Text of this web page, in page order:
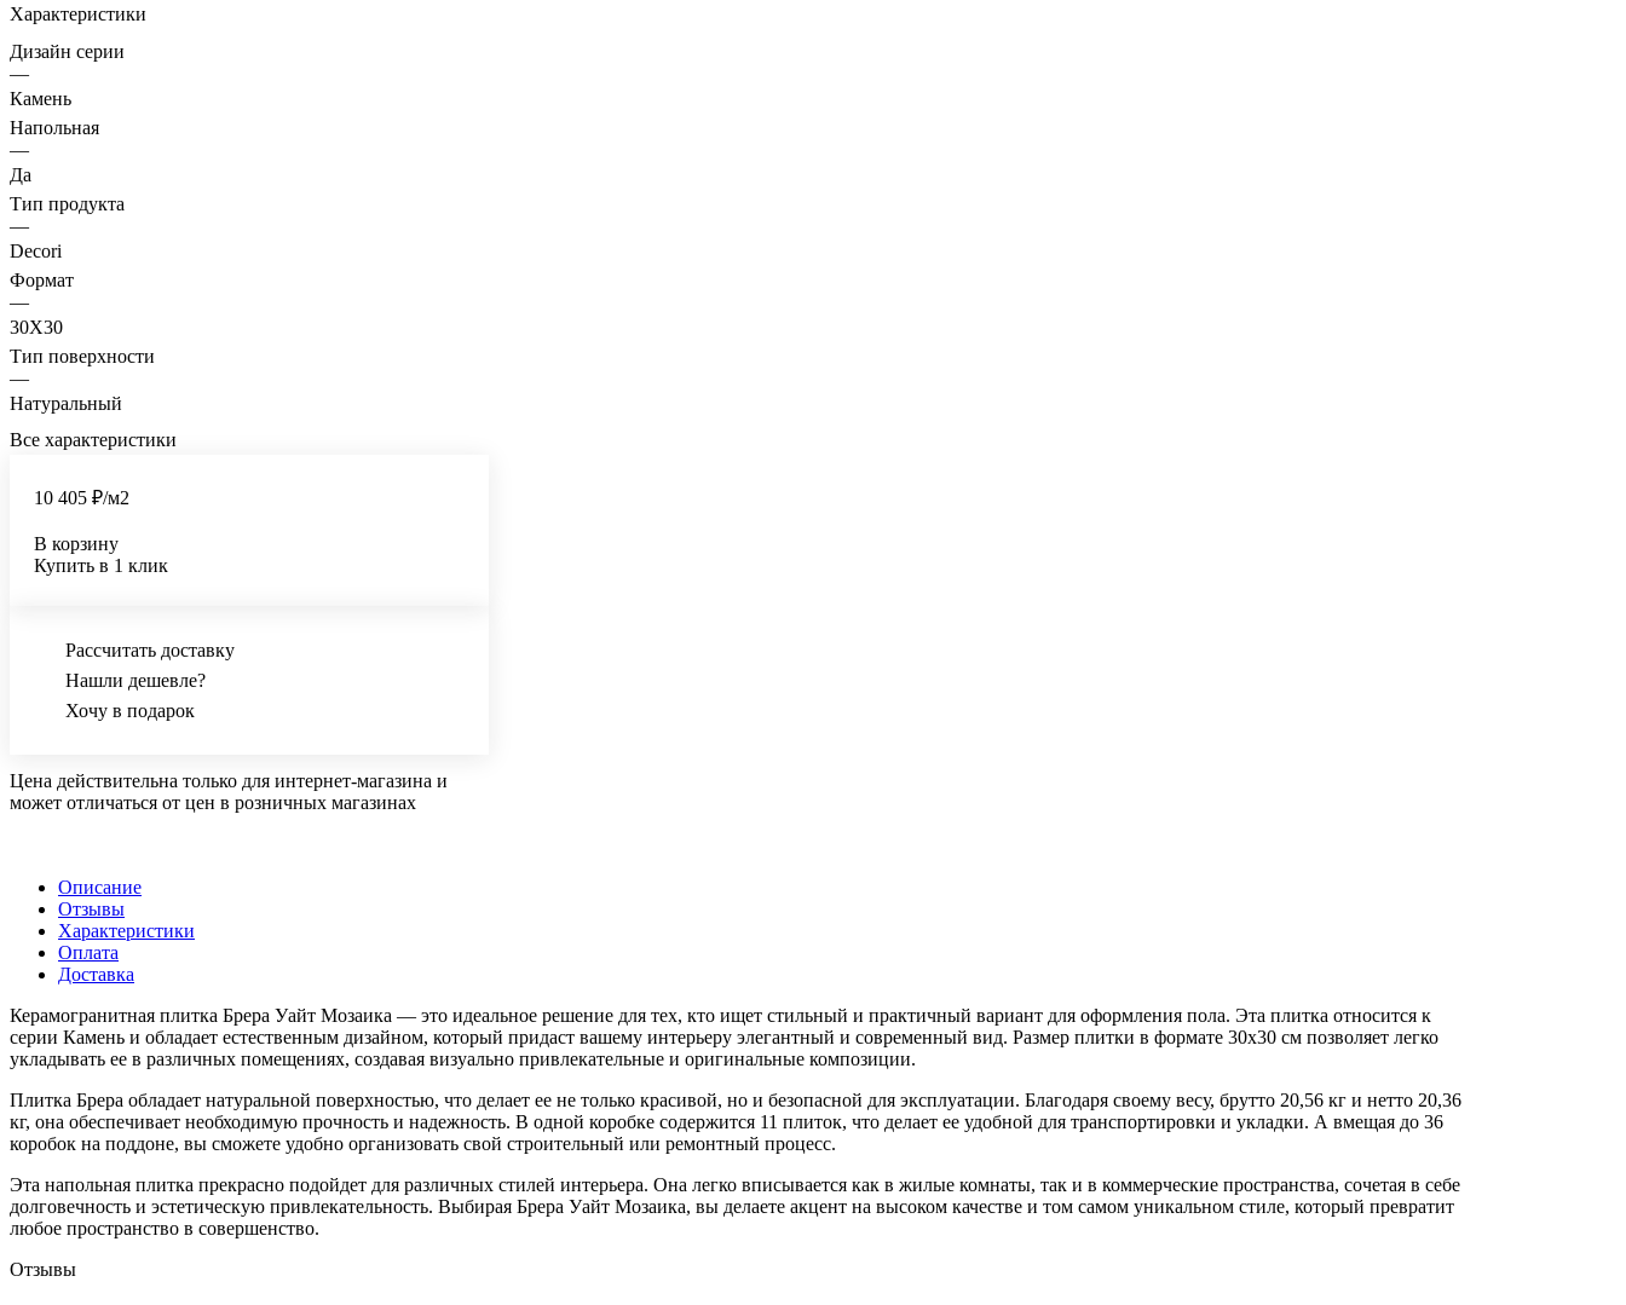
Характеристики
Дизайн серии
—
Камень
Напольная
—
Да
Тип продукта
—
Decori
Формат
—
30X30
Тип поверхности
—
Натуральный
Все характеристики
10 405 ₽/м2
В корзину
Купить в 1 клик
Рассчитать доставку
Нашли дешевле?
Хочу в подарок
Цена действительна только для интернет-магазина и
может отличаться от цен в розничных магазинах
Описание
Отзывы
Характеристики
Оплата
Доставка
Керамогранитная плитка Брера Уайт Мозаика — это идеальное решение для тех, кто ищет стильный и практичный вариант для оформления пола. Эта плитка относится к
серии Камень и обладает естественным дизайном, который придаст вашему интерьеру элегантный и современный вид. Размер плитки в формате 30x30 см позволяет легко
укладывать ее в различных помещениях, создавая визуально привлекательные и оригинальные композиции.
Плитка Брера обладает натуральной поверхностью, что делает ее не только красивой, но и безопасной для эксплуатации. Благодаря своему весу, брутто 20,56 кг и нетто 20,36
кг, она обеспечивает необходимую прочность и надежность. В одной коробке содержится 11 плиток, что делает ее удобной для транспортировки и укладки. А вмещая до 36
коробок на поддоне, вы сможете удобно организовать свой строительный или ремонтный процесс.
Эта напольная плитка прекрасно подойдет для различных стилей интерьера. Она легко вписывается как в жилые комнаты, так и в коммерческие пространства, сочетая в себе
долговечность и эстетическую привлекательность. Выбирая Брера Уайт Мозаика, вы делаете акцент на высоком качестве и том самом уникальном стиле, который превратит
любое пространство в совершенство.
Отзывы